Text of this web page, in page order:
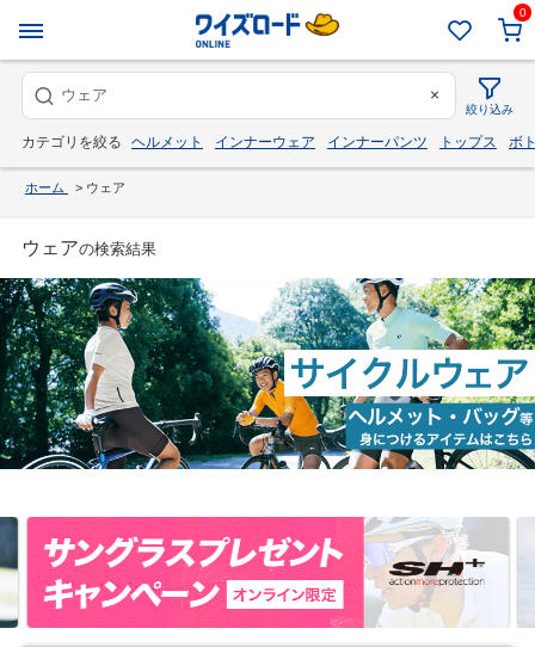
0
×
絞り込み
カテゴリを絞る ヘルメット インナーウェア インナーパンツ トップス ボ
ホーム > ウェア
ウェアの検索結果